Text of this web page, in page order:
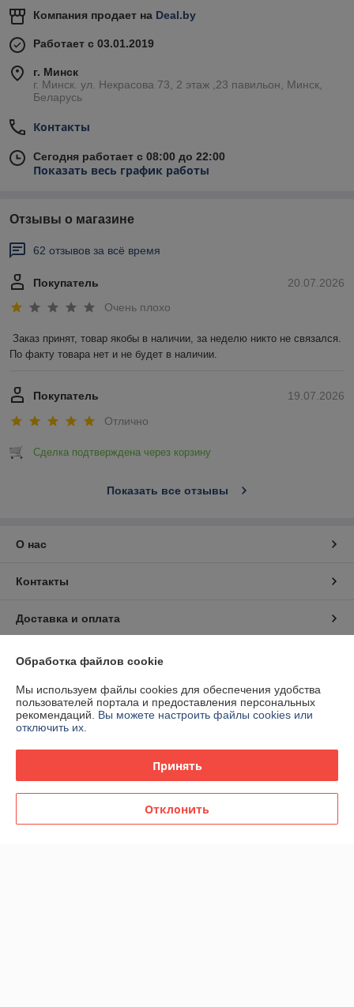
Компания продает на Deal.by
Работает с 03.01.2019
г. Минск
г. Минск. ул. Некрасова 73, 2 этаж ,23 павильон, Минск,
Беларусь
Контакты
Сегодня работает с 08:00 до 22:00
Показать весь график работы
Отзывы о магазине
62 отзывов за всё время
20.07.2026
Покупатель
Очень плохо
Заказ принят, товар якобы в наличии, за неделю никто не связался.
По факту товара нет и не будет в наличии.
19.07.2026
Покупатель
Отлично
Сделка подтверждена через корзину
Показать все отзывы
О нас
Контакты
Доставка и оплата
График работы
Полная версия сайта
Политика обработки cookies
Сайт создан на платформе Deal.by
Обработка файлов cookie
Мы используем файлы cookies для обеспечения удобства
пользователей портала и предоставления персональных
рекомендаций. Вы можете настроить файлы cookies или
отключить их.
Принять
Отклонить